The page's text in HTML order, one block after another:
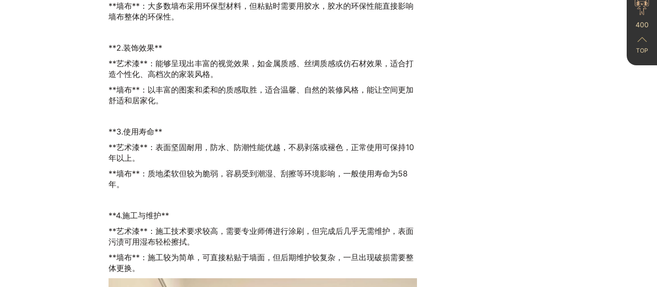
**墙布**：大多数墙布采用环保型材料，但粘贴时需要用胶水，胶水的环保性能直接影响
墙布整体的环保性。
**2.装饰效果**
**艺术漆**：能够呈现出丰富的视觉效果，如金属质感、丝绸质感或仿石材效果，适合打
造个性化、高档次的家装风格。
**墙布**：以丰富的图案和柔和的质感取胜，适合温馨、自然的装修风格，能让空间更加
舒适和居家化。
**3.使用寿命**
**艺术漆**：表面坚固耐用，防水、防潮性能优越，不易剥落或褪色，正常使用可保持10
年以上。
**墙布**：质地柔软但较为脆弱，容易受到潮湿、刮擦等环境影响，一般使用寿命为58
年。
**4.施工与维护**
**艺术漆**：施工技术要求较高，需要专业师傅进行涂刷，但完成后几乎无需维护，表面
污渍可用湿布轻松擦拭。
**墙布**：施工较为简单，可直接粘贴于墙面，但后期维护较复杂，一旦出现破损需要整
体更换。
400
TOP